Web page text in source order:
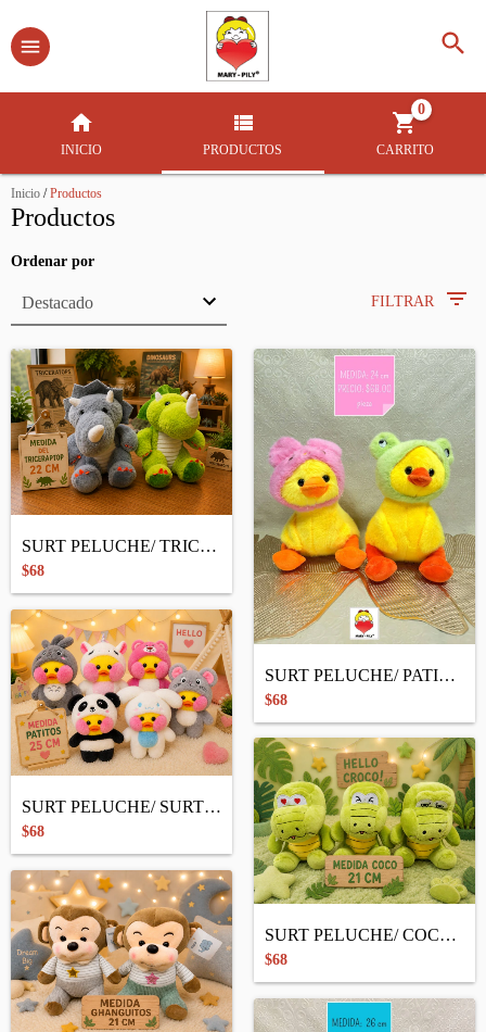
INICIO PRODUCTOS CARRITO
0
Inicio / Productos
Productos
Ordenar por
FILTRAR
SURT PELUCHE/ TRICERATOP
$68
SURT PELUCHE/ PATITO DISFRAZ
$68
SURT PELUCHE/ SURT PATITO DISFRAZ
$68
SURT PELUCHE/ COCO CHICO
$68